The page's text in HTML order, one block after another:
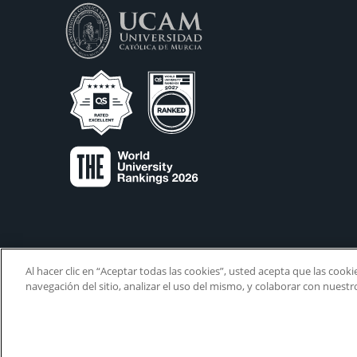
Al hacer clic en “Aceptar todas las cookies”, usted acepta que las
navegación del sitio, analizar el uso del mismo, y colaborar con